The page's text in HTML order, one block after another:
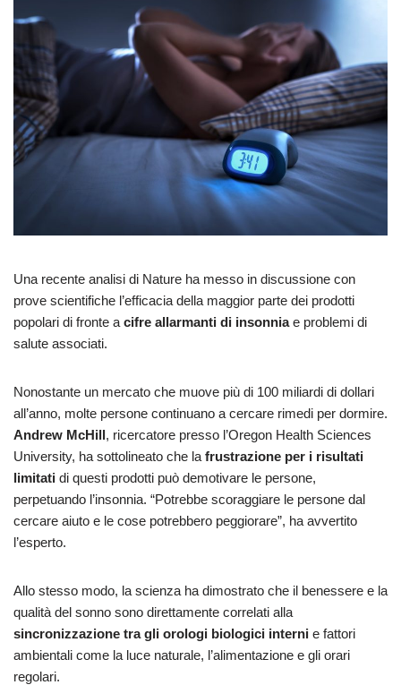
Una recente analisi di Nature ha messo in discussione con
prove scientifiche l’efficacia della maggior parte dei prodotti
popolari di fronte a cifre allarmanti di insonniae problemi di
salute associati.
Nonostante un mercato che muove più di 100 miliardi di dollari
all’anno, molte persone continuano a cercare rimedi per dormire.
Andrew McHill, ricercatore presso l’Oregon Health Sciences
University, ha sottolineato che la frustrazione per i risultati
limitati di questi prodotti può demotivare le persone,
perpetuando l’insonnia. “Potrebbe scoraggiare le persone dal
cercare aiuto e le cose potrebbero peggiorare”, ha avvertito
l’esperto.
Allo stesso modo, la scienza ha dimostrato che il benessere e la
qualità del sonno sono direttamente correlati alla
sincronizzazione tra gli orologi biologici interni e fattori
ambientali come la luce naturale, l’alimentazione e gli orari
regolari.